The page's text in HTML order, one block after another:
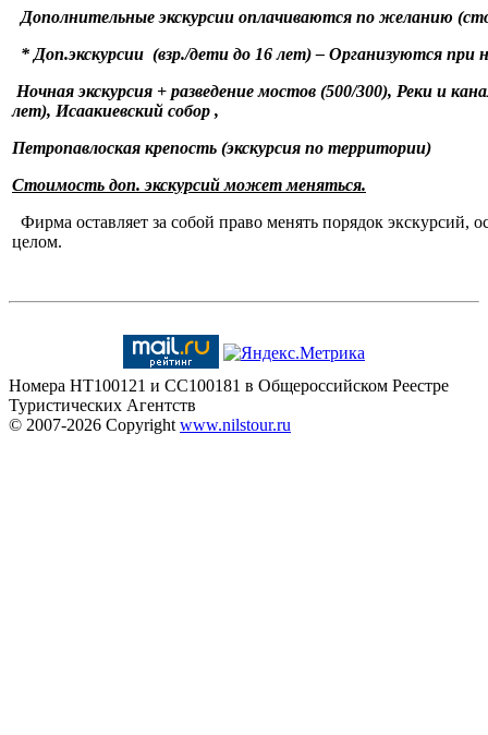
Дополнительные экскурсии оплачиваются по желанию
* Доп.экскурсии (взр./дети до 16 лет) – Организуются при
Ночная экскурсия + разведение мостов (500/300), Реки и
лет), Исаакиевский собор ,
Петропавлоская крепость (экскурсия по территории)
Стоимость доп. экскурсий может меняться.
Фирма оставляет за собой право менять порядок экскурсий,
целом.
Номера HT100121 и CC100181 в Общероссийском Реестре
Туристических Агентств
© 2007-2026 Copyrightwww.nilstour.ru